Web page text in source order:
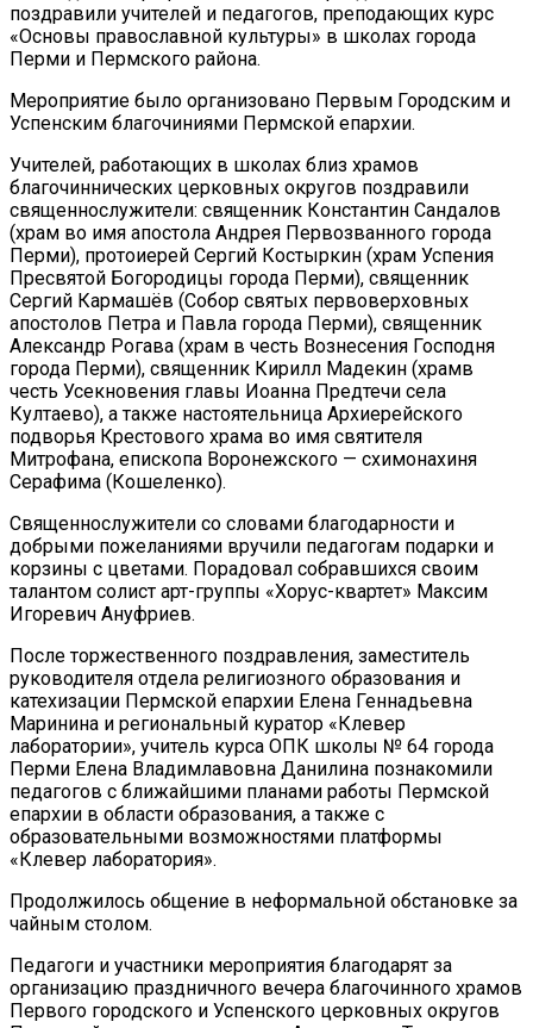
поздравили учителей и педагогов, преподающих курс
«Основы православной культуры» в школах города
Перми и Пермского района.
Мероприятие было организовано Первым Городским и
Успенским благочиниями Пермской епархии.
Учителей, работающих в школах близ храмов
благочиннических церковных округов поздравили
священнослужители: священник Константин Сандалов
(храм во имя апостола Андрея Первозванного города
Перми), протоиерей Сергий Костыркин (храм Успения
Пресвятой Богородицы города Перми), священник
Сергий Кармашёв (Собор святых первоверховных
апостолов Петра и Павла города Перми), священник
Александр Рогава (храм в честь Вознесения Господня
города Перми), священник Кирилл Мадекин (храмв
честь Усекновения главы Иоанна Предтечи села
Култаево), а также настоятельница Архиерейского
подворья Крестового храма во имя святителя
Митрофана, епископа Воронежского — схимонахиня
Серафима (Кошеленко).
Священнослужители со словами благодарности и
добрыми пожеланиями вручили педагогам подарки и
корзины с цветами. Порадовал собравшихся своим
талантом солист арт-группы «Хорус-квартет» Максим
Игоревич Ануфриев.
После торжественного поздравления, заместитель
руководителя отдела религиозного образования и
катехизации Пермской епархии Елена Геннадьевна
Маринина и региональный куратор «Клевер
лаборатории», учитель курса ОПК школы № 64 города
Перми Елена Владимлавовна Данилина познакомили
педагогов с ближайшими планами работы Пермской
епархии в области образования, а также с
образовательными возможностями платформы
«Клевер лаборатория».
Продолжилось общение в неформальной обстановке за
чайным столом.
Педагоги и участники мероприятия благодарят за
организацию праздничного вечера благочинного храмов
Первого городского и Успенского церковных округов